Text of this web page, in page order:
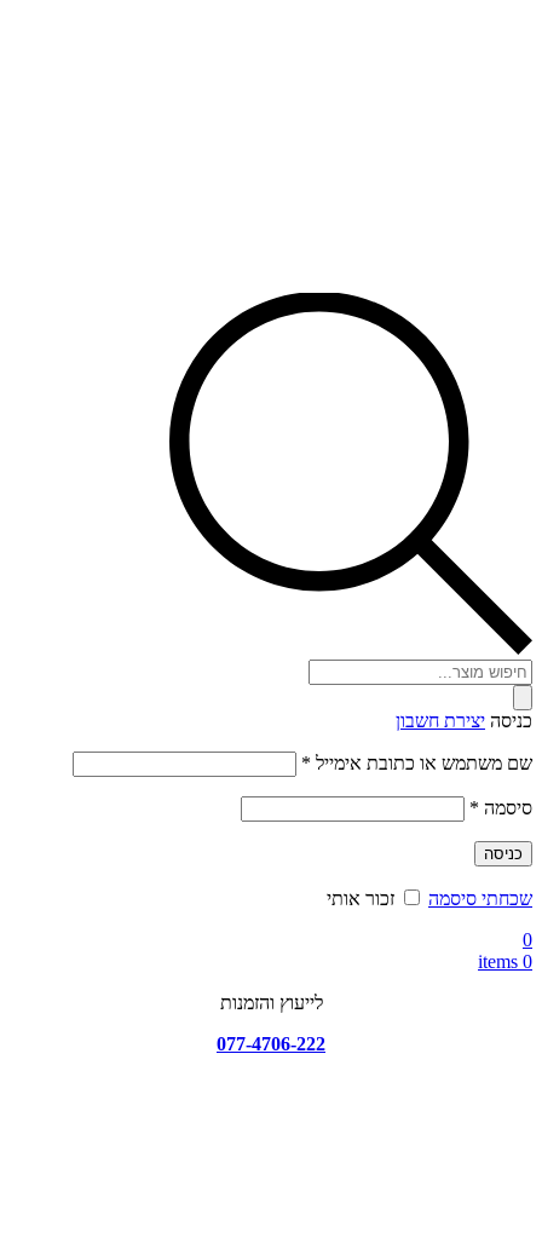
Products
search
כניסה יצירת חשבון
שם משתמש או כתובת אימייל *
סיסמה *
כניסה
שכחתי סיסמה
זכור אותי
0
0
items
לייעוץ והזמנות
077-4706-222